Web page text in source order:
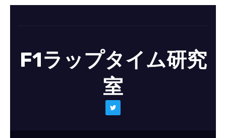
一
F1ラップタイム研究
室